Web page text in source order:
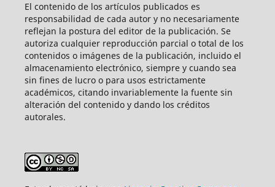
El contenido de los artículos publicados es
responsabilidad de cada autor y no necesariamente
reflejan la postura del editor de la publicación. Se
autoriza cualquier reproducción parcial o total de los
contenidos o imágenes de la publicación, incluido el
almacenamiento electrónico, siempre y cuando sea
sin fines de lucro o para usos estrictamente
académicos, citando invariablemente la fuente sin
alteración del contenido y dando los créditos
autorales.